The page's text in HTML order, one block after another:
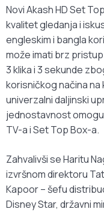
Novi Akash HD Set
kvalitet gledanja i
engleskim i bangla
može imati brz
3 klika i 3 sekunde
korisničkog načina na
univerzalni daljinski
jednostavnost
TV-a i Set Top Box-a.
Zahvalivši se Haritu
izvršnom direktoru
Kapoor – šefu
Disney Star, državni